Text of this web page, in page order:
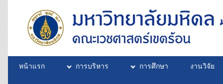
หน้าแรก การบริหาร การศึกษา งานวิจัย